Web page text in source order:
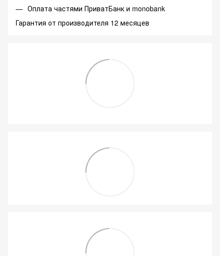
Оплата частями ПриватБанк и monobank
Гарантия от производителя 12 месяцев